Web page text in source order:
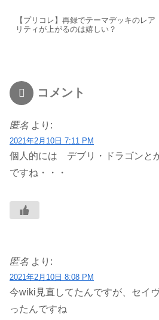
【プリコレ】再録でテーマデッキのレア
リティが上がるのは嬉しい？
コメント
匿名 より:
2021年2月10日 7:11 PM
個人的には デブリ・ドラゴンと
ですね・・・
匿名 より:
2021年2月10日 8:08 PM
今wiki見直してたんですが、セイ
ったんですね